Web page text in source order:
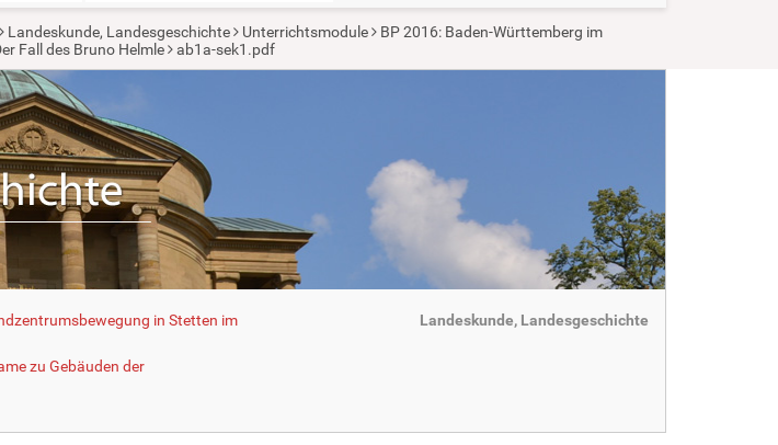
Landeskunde, Landesgeschichte Unterrichtsmodule
BP 2016: Baden-Württemberg im
Fall des Bruno Helmle ab1a-sek1.pdf
in Stetten im
zu Gebäuden der
Landeskunde, Landesgeschichte